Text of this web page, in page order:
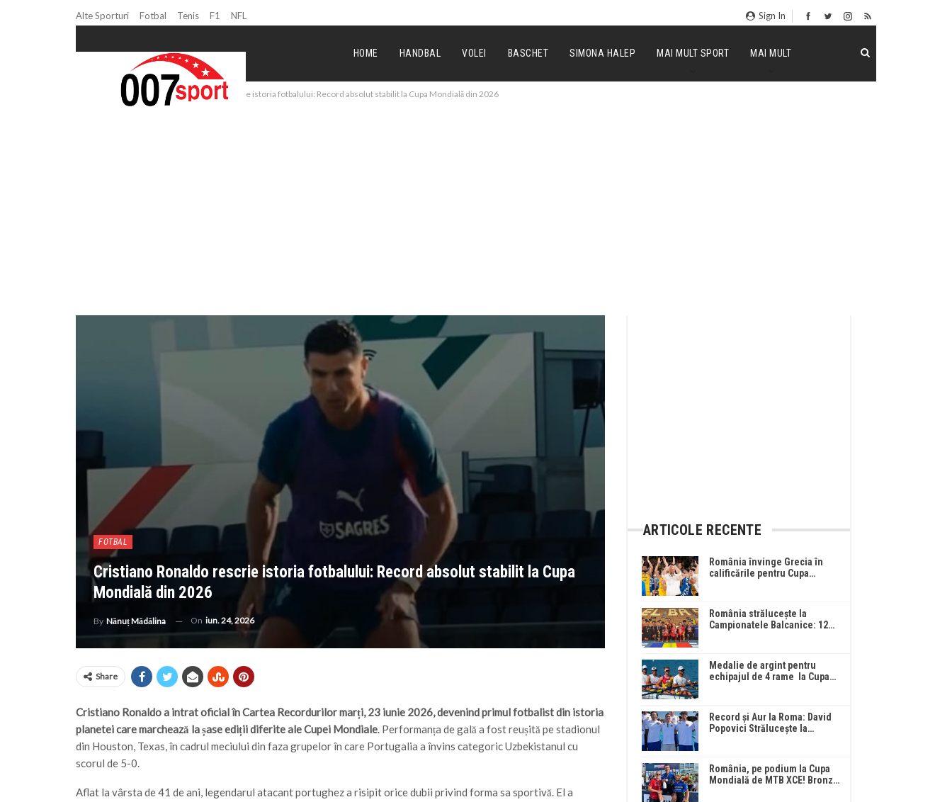
Alte Sporturi Fotbal Tenis F1 NFL Sign In
HOME HANDBAL VOLEI BASCHET SIMONA HALEP MAI MULT SPORT MAI MULT
Fotbal Cristiano Ronaldo rescrie istoria fotbalului: Record absolut stabilit la Cupa Mondială din 2026
FOTBAL
Cristiano Ronaldo rescrie istoria fotbalului: Record absolut stabilit la Cupa
Mondială din 2026
By Nănuț Mădălina On iun. 24, 2026
Share
Cristiano Ronaldo a intrat oficial în Cartea Recordurilor marți, 23 iunie 2026, devenind primul fotbalist din istoria
planetei care marchează la șase ediții diferite ale Cupei Mondiale. Performanța de gală a fost reușită pe stadionul
din Houston, Texas, în cadrul meciului din faza grupelor în care Portugalia a învins categoric Uzbekistanul cu
scorul de 5-0.
Aflat la vârsta de 41 de ani, legendarul atacant portughez a risipit orice dubii privind forma sa sportivă. El a
ARTICOLE RECENTE
România învinge Grecia în
calificările pentru Cupa…
România strălucește la
Campionatele Balcanice: 12…
Medalie de argint pentru
echipajul de 4 rame la Cupa…
Record și Aur la Roma: David
Popovici Strălucește la…
România, pe podium la Cupa
Mondială de MTB XCE! Bronz…